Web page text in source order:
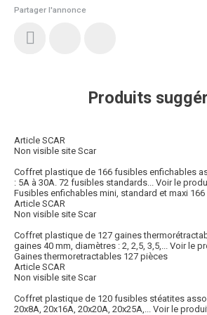
Partager l'annonce
Produits
Article SCAR
Non visible site Scar
Coffret plastique de 166 fusibles enfichables
: 5A à 30A. 72 fusibles standards...
Voir le
Fusibles enfichables mini, standard et maxi
Article SCAR
Non visible site Scar
Coffret plastique de 127 gaines
gaines 40 mm, diamètres : 2, 2,5, 3,5,...
Voir le
Gaines thermoretractables 127 pièces
Article SCAR
Non visible site Scar
Coffret plastique de 120 fusibles stéatites
20x8A, 20x16A, 20x20A, 20x25A,...
Voir le